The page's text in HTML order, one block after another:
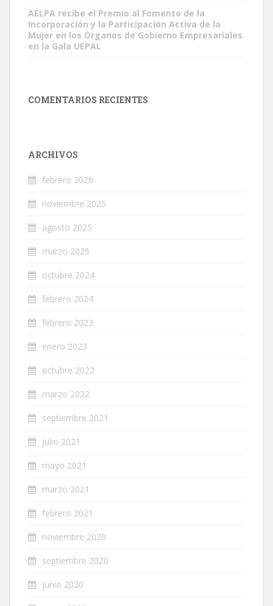
AELPA recibe el Premio al Fomento de la
Incorporación y la Participación Activa de la
Mujer en los Órganos de Gobierno Empresariales
en la Gala UEPAL
COMENTARIOS RECIENTES
ARCHIVOS
febrero 2026
noviembre 2025
agosto 2025
marzo 2025
octubre 2024
febrero 2024
febrero 2023
enero 2023
octubre 2022
marzo 2022
septiembre 2021
julio 2021
mayo 2021
marzo 2021
febrero 2021
noviembre 2020
septiembre 2020
junio 2020